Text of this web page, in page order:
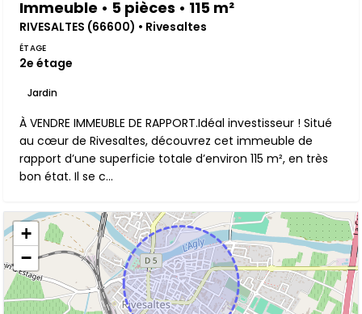
Immeuble • 5 pièces • 115 m²
RIVESALTES (66600) • Rivesaltes
ÉTAGE
2e étage
Jardin
À VENDRE IMMEUBLE DE RAPPORT.Idéal investisseur ! Situé
au cœur de Rivesaltes, découvrez cet immeuble de
rapport d’une superficie totale d’environ 115 m², en très
bon état. Il se c...
+
−